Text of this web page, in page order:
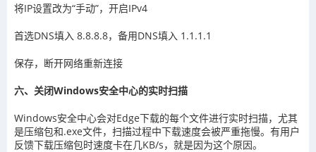
将IP设置改为“手动”，开启IPv4
首选DNS填入 8.8.8.8，备用DNS填入 1.1.1.1
保存，断开网络重新连接
六、关闭Windows安全中心的实时扫描
Windows安全中心会对Edge下载的每个文件进行实时扫描，尤其
是压缩包和.exe文件，扫描过程中下载速度会被严重拖慢。有用户
反馈下载压缩包时速度卡在几KB/s，就是因为这个原因。